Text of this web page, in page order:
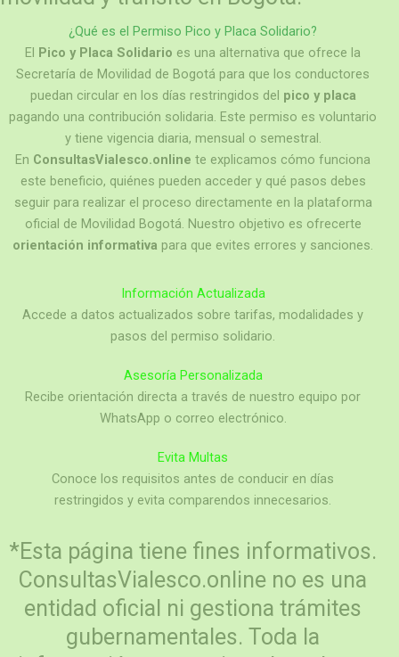
¿Qué es el Permiso Pico y Placa Solidario?
El Pico y Placa Solidario es una alternativa que ofrece la
Secretaría de Movilidad de Bogotá para que los conductores
puedan circular en los días restringidos del pico y placa
pagando una contribución solidaria. Este permiso es voluntario
y tiene vigencia diaria, mensual o semestral.
En ConsultasVialesco.online te explicamos cómo funciona
este beneficio, quiénes pueden acceder y qué pasos debes
seguir para realizar el proceso directamente en la plataforma
oficial de Movilidad Bogotá. Nuestro objetivo es ofrecerte
orientación informativa para que evites errores y sanciones.
Información Actualizada
Accede a datos actualizados sobre tarifas, modalidades y
pasos del permiso solidario.
Asesoría Personalizada
Recibe orientación directa a través de nuestro equipo por
WhatsApp o correo electrónico.
Evita Multas
Conoce los requisitos antes de conducir en días
restringidos y evita comparendos innecesarios.
*Esta página tiene fines informativos.
ConsultasVialesco.online no es una
entidad oficial ni gestiona trámites
gubernamentales. Toda la